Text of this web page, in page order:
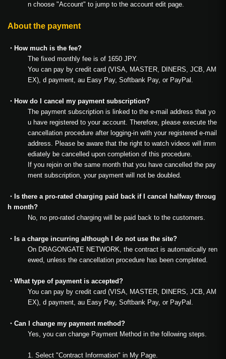
n choose "Account" to jump to the account edit page.
About the payment
・How much is the fee?
The fixed monthly fee is of 1650 JPY.
You can pay by credit card (VISA, MASTER, DINERS, JCB, AM
EX), d payment, au Easy Pay, Softbank Pay, or PayPal.
・How do I cancel my payment subscription?
The payment subscription is linked to the e-mail address that yo
u have registered to your account. Therefore, please execute the
cancellation procedure after logging-in with your registered e-mail
address. Please be aware that the right to watch videos will imm
ediately be cancelled upon completion of this procedure.
If you rejoin on the same month that you have cancelled the pay
ment subscription, your payment will not be doubled.
・Is there a pro-rated charging paid back if I cancel halfway throug
h month?
No, no pro-rated charging will be paid back to the customers.
・Is a charge incurring although I do not use the site?
On DRAGONGATE NETWORK, the contract is automatically ren
ewed, unless the cancellation procedure has been completed.
・What type of payment is accepted?
You can pay by credit card (VISA, MASTER, DINERS, JCB, AM
EX), d payment, au Easy Pay, Softbank Pay, or PayPal.
・Can I change my payment method?
Yes, you can change Payment Method in the following steps.
1. Select "Contract Information" in My Page.